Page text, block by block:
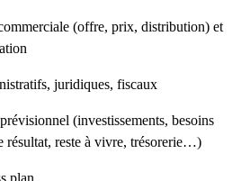
(offre, prix, distribution) et
juridiques, fiscaux
(investissements, besoins
résultat, reste à vivre, trésorerie…)